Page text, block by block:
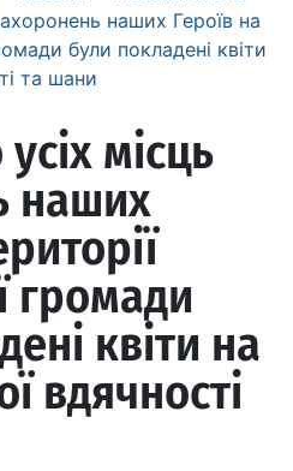
наших Героїв на
були покладені квіти
та шани
місць
наших
громади
квіти на
вдячності